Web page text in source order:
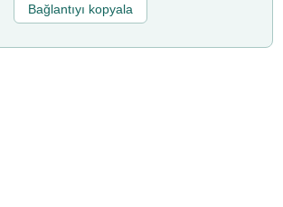
Bağlantıyı kopyala